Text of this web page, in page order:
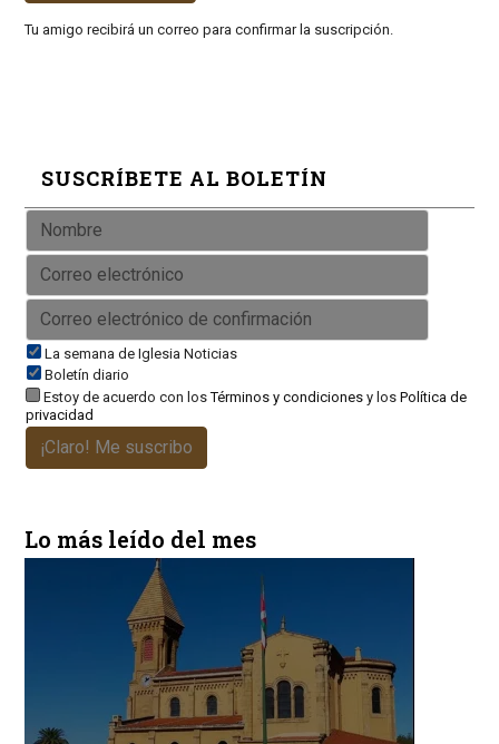
Tu amigo recibirá un correo para confirmar la suscripción.
SUSCRÍBETE AL BOLETÍN
La semana de Iglesia Noticias
Boletín diario
Estoy de acuerdo con losTérminos y condicionesy los Política de
privacidad
¡Claro! Me suscribo
Lo más leído del mes